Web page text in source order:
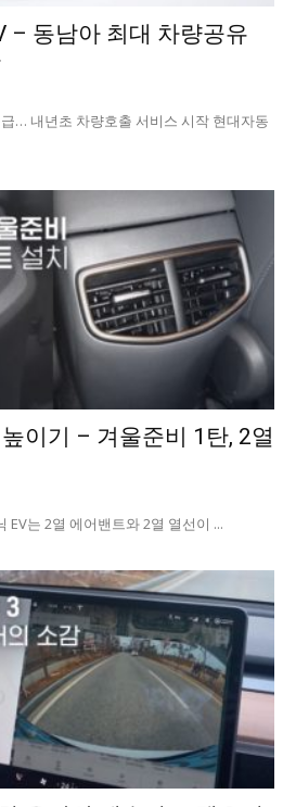
– 동남아 최대 차량공유
급… 내년초 차량호출 서비스 시작 현대자동
이기 – 겨울준비 1탄, 2열
EV는 2열 에어밴트와 2열 열선이 ...